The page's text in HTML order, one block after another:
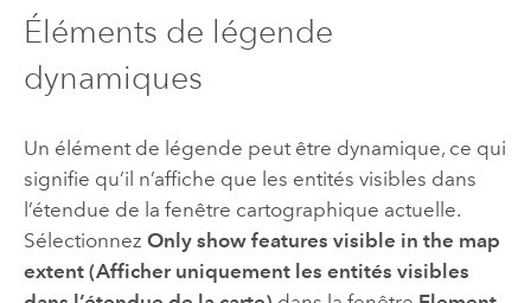
Éléments de légende
dynamiques
Un élément de légende peut être dynamique, ce qui
signifie qu’il n’affiche que les entités visibles dans
l’étendue de la fenêtre cartographique actuelle.
Sélectionnez Only show features visible in the map
extent (Afficher uniquement les entités visibles